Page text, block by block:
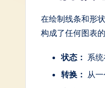
fi
在绘制线条和形
构成了任何图表
状态： 系
转换： 从